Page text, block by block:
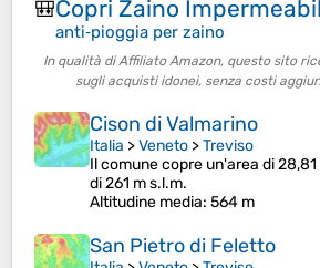
🎒Copri Zaino
anti‑pioggia per zaino
In qualità di Affiliato Amazon, questo sito
sugli acquisti idonei, senza costi
Cison di Valmarino
Italia >Veneto >Treviso
Il comune copre un'area di
di 261 m s.l.m.
Altitudine media: 564 m
San Pietro di Feletto